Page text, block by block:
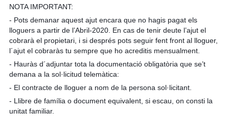
NOTA IMPORTANT:
- Pots demanar aquest ajut encara que no hagis pagat els
lloguers a partir de l’Abril-2020. En cas de tenir deute l’ajut el
cobrarà el propietari, i si després pots seguir fent front al lloguer,
l´ajut el cobraràs tu sempre que ho acreditis mensualment.
- Hauràs d´adjuntar tota la documentació obligatòria que se’t
demana a la sol·licitud telemàtica:
- El contracte de lloguer a nom de la persona sol·licitant.
- Llibre de família o document equivalent, si escau, on consti la
unitat familiar.